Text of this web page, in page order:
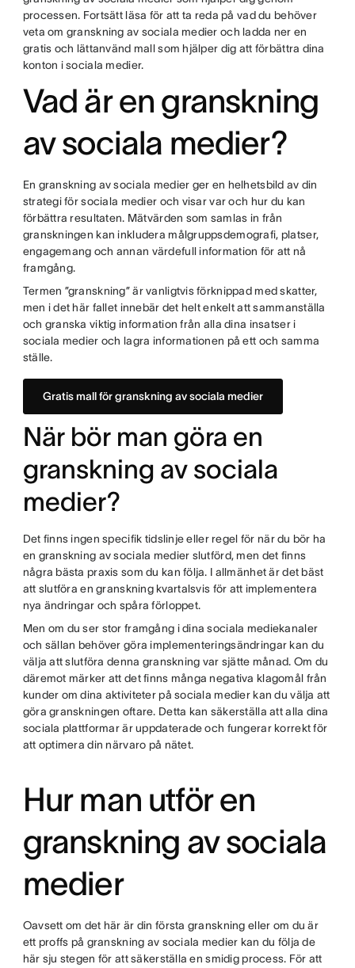
processen. Fortsätt läsa för att ta reda på vad du behöver
veta om granskning av sociala medier och ladda ner en
gratis och lättanvänd mall som hjälper dig att förbättra dina
konton i sociala medier.
Vad är en granskning
av sociala medier?
En granskning av sociala medier ger en helhetsbild av din
strategi för sociala medier och visar var och hur du kan
förbättra resultaten. Mätvärden som samlas in från
granskningen kan inkludera målgruppsdemografi, platser,
engagemang och annan värdefull information för att nå
framgång.
Termen ”granskning” är vanligtvis förknippad med skatter,
men i det här fallet innebär det helt enkelt att sammanställa
och granska viktig information från alla dina insatser i
sociala medier och lagra informationen på ett och samma
ställe.
Gratis mall för granskning av sociala medier
När bör man göra en
granskning av sociala
medier?
Det finns ingen specifik tidslinje eller regel för när du bör ha
en granskning av sociala medier slutförd, men det finns
några bästa praxis som du kan följa. I allmänhet är det bäst
att slutföra en granskning kvartalsvis för att implementera
nya ändringar och spåra förloppet.
Men om du ser stor framgång i dina sociala mediekanaler
och sällan behöver göra implementeringsändringar kan du
välja att slutföra denna granskning var sjätte månad. Om du
däremot märker att det finns många negativa klagomål från
kunder om dina aktiviteter på sociala medier kan du välja att
göra granskningen oftare. Detta kan säkerställa att alla dina
sociala plattformar är uppdaterade och fungerar korrekt för
att optimera din närvaro på nätet.
Hur man utför en
granskning av sociala
medier
Oavsett om det här är din första granskning eller om du är
ett proffs på granskning av sociala medier kan du följa de
här sju stegen för att säkerställa en smidig process. För att